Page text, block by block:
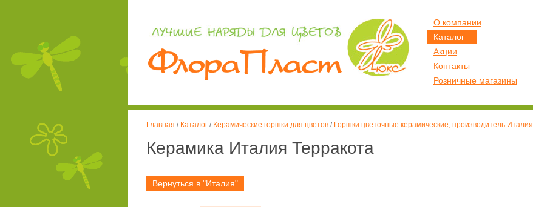
Главная / Каталог/ Керамические горшки для цветов/ Горшки цветочные керамические, производитель Италия
Керамика Италия Терракота
Вернуться в "Италия"
О компании
Каталог
Акции
Контакты
Розничные магазины